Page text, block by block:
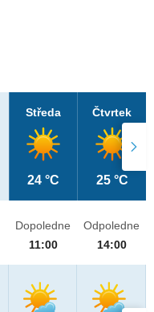
Středa
24 °C
Čtvrtek
25 °C
Dopoledne
11:00
Odpoledne
14:00